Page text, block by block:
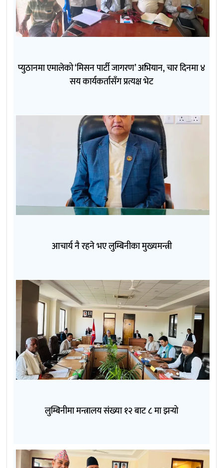
प्युठानमा एमालेको ‘मिसन पार्टी जागरण’ अभियान, चार दिनमा ४
सय कार्यकर्तासँग प्रत्यक्ष भेट
आचार्य नै रहने भए लुम्बिनीका मुख्यमन्त्री
लुम्बिनीमा मन्त्रालय संख्या १२ बाट ८ मा झर्‍यो